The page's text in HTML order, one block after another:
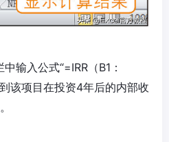
输入公式“=IRR（B1：
该项目在投资4年后的内部收